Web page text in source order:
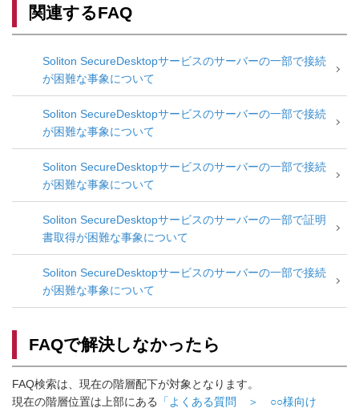
関連するFAQ
Soliton SecureDesktopサービスのサーバーの一部で接続
が困難な事象について
Soliton SecureDesktopサービスのサーバーの一部で接続
が困難な事象について
Soliton SecureDesktopサービスのサーバーの一部で接続
が困難な事象について
Soliton SecureDesktopサービスのサーバーの一部で証明
書取得が困難な事象について
Soliton SecureDesktopサービスのサーバーの一部で接続
が困難な事象について
FAQで解決しなかったら
FAQ検索は、現在の階層配下が対象となります。
現在の階層位置は上部にある
「よくある質問 ＞ ○○様向け